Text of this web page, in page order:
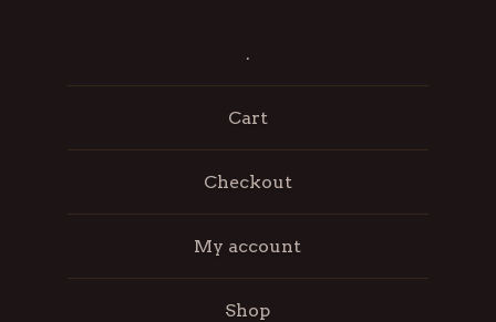
.
Cart
Checkout
My account
Shop